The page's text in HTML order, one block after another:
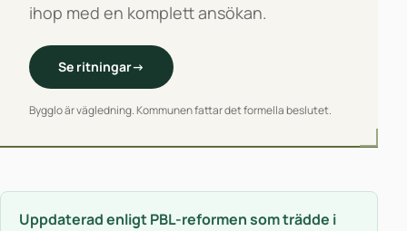
ihop med en komplett ansökan.
Se ritningar→
Bygglo är vägledning. Kommunen fattar det formella beslutet.
Uppdaterad enligt PBL-reformen som trädde i